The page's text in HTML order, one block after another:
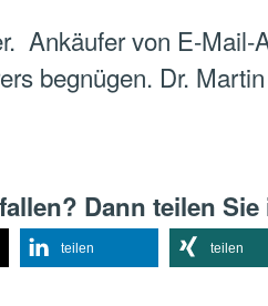
Ankäufer von E-
begnügen. Dr.
Dann teilen
teilen teilen